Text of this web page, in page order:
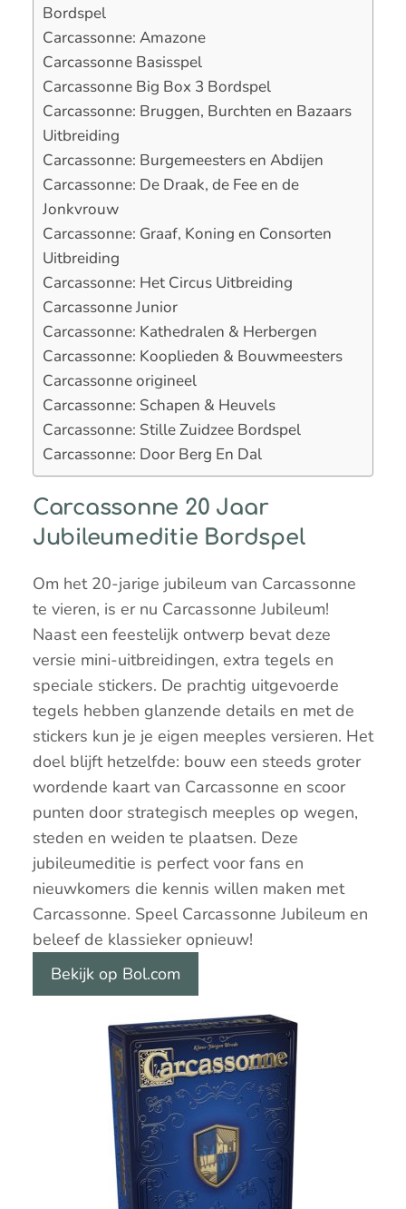
Bordspel
Carcassonne: Amazone
Carcassonne Basisspel
Carcassonne Big Box 3 Bordspel
Carcassonne: Bruggen, Burchten en Bazaars
Uitbreiding
Carcassonne: Burgemeesters en Abdijen
Carcassonne: De Draak, de Fee en de
Jonkvrouw
Carcassonne: Graaf, Koning en Consorten
Uitbreiding
Carcassonne: Het Circus Uitbreiding
Carcassonne Junior
Carcassonne: Kathedralen & Herbergen
Carcassonne: Kooplieden & Bouwmeesters
Carcassonne origineel
Carcassonne: Schapen & Heuvels
Carcassonne: Stille Zuidzee Bordspel
Carcassonne: Door Berg En Dal
Carcassonne 20 Jaar
Jubileumeditie Bordspel
Om het 20-jarige jubileum van Carcassonne
te vieren, is er nu Carcassonne Jubileum!
Naast een feestelijk ontwerp bevat deze
versie mini-uitbreidingen, extra tegels en
speciale stickers. De prachtig uitgevoerde
tegels hebben glanzende details en met de
stickers kun je je eigen meeples versieren. Het
doel blijft hetzelfde: bouw een steeds groter
wordende kaart van Carcassonne en scoor
punten door strategisch meeples op wegen,
steden en weiden te plaatsen. Deze
jubileumeditie is perfect voor fans en
nieuwkomers die kennis willen maken met
Carcassonne. Speel Carcassonne Jubileum en
beleef de klassieker opnieuw!
Bekijk op Bol.com